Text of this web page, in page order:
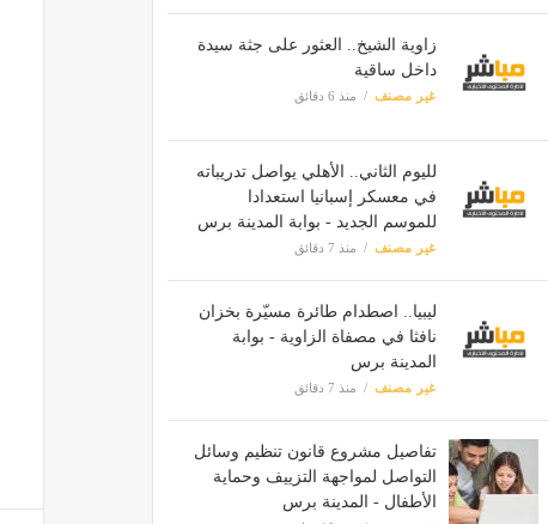
زاوية الشيخ.. العثور على جثة سيدة
داخل ساقية
غير مصنف منذ 6 دقائق
لليوم الثاني.. الأهلي يواصل تدريباته
في معسكر إسبانيا استعدادا
للموسم الجديد - بوابة المدينة برس
غير مصنف منذ 7 دقائق
ليبيا.. اصطدام طائرة مسيّرة بخزان
نافثا في مصفاة الزاوية - بوابة
المدينة برس
غير مصنف منذ 7 دقائق
تفاصيل مشروع قانون تنظيم وسائل
التواصل لمواجهة التزييف وحماية
الأطفال - المدينة برس